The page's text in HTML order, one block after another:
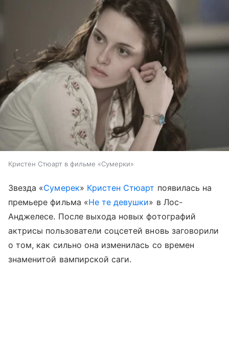
Кристен Стюарт в фильме «Сумерки»
Звезда «Сумерек» Кристен Стюарт появилась на
премьере фильма «Не те девушки» в Лос-
Анджелесе. После выхода новых фотографий
актрисы пользователи соцсетей вновь заговорили
о том, как сильно она изменилась со времен
знаменитой вампирской саги.